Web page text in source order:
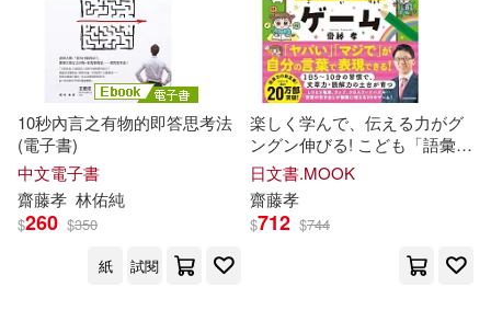
10秒內言之有物的即答思考法
(電子書)
中文電子書
齋藤孝 林佑純
$260 $350
紙
試閱
楽しく学んで、伝える力がグ
ングン伸びる! こども「語彙
力」ゲーム
日文書.MOOK
齋藤孝
$712 $744